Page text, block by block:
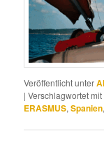
Veröffentlicht unter
|Verschlagwortet mit
ERASMUS,Spanien